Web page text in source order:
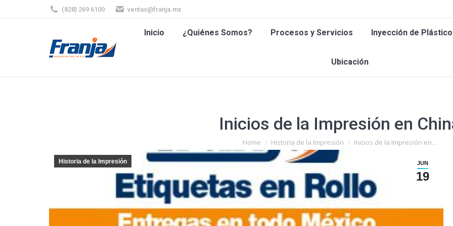
(828) 269 6100 ventas@franja.mx
Inicio ¿Quiénes Somos? Procesos y Servicios Inyección de Plástico
Ubicación
Inicios de la Impresión en
You are here:
Home Historia de la Impresión Inicios de la Impresión en…
JUN
19
Historia de la Impresión
Inicio